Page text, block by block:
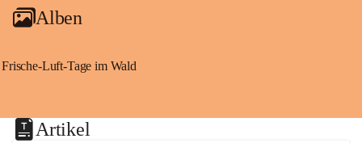
Alben
Frische-Luft-Tage im Wald
Artikel